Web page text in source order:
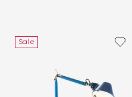
Sale